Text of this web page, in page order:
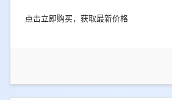
点击立即购买，获取最新价格